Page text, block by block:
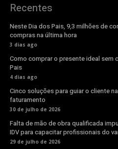
Recentes
Neste Dia dos Pais, 9,3 milhões de
compras na última hora
3 dias ago
Como comprar o presente ideal sem
Pais
4 dias ago
Cinco soluções para guiar o cliente
faturamento
30 de julho de 2026
Falta de mão de obra qualificada
IDV para capacitar profissionais do
29 de julho de 2026